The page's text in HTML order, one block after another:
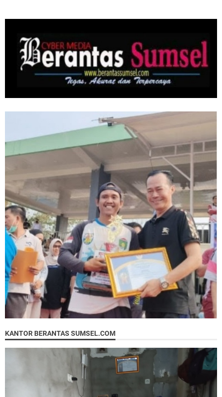
KANTOR BERANTAS SUMSEL.COM